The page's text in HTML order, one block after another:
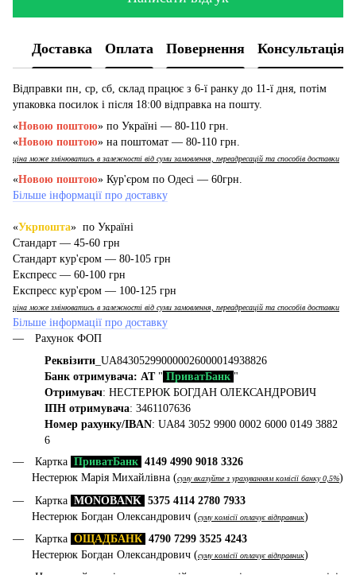
Доставка Оплата Повернення Консультація
Відправки пн, ср, сб, склад працює з 6-ї ранку до 11-ї дня, потім
упаковка посилок і після 18:00 відправка на пошту.
«Новою поштою» по Україні — 80-110 грн.
«Новою поштою» на поштомат — 80-110 грн.
ціна може змінюватись в залежності від суми замовлення, переадресацій та способів доставки
«Новою поштою» Кур'єром по Одесі — 60грн.
Більше інформації про доставку
«Укрпошта» по Україні
Стандарт — 45-60 грн
Стандарт кур'єром — 80-105 грн
Експресс — 60-100 грн
Експресс кур'єром — 100-125 грн
ціна може змінюватись в залежності від суми замовлення, переадресацій та способів доставки
Більше інформації про доставку
Рахунок ФОП
Реквізити _UA843052990000026000014938826
Банк отримувача: АТ" ПриватБанк "
Отримувач: НЕСТЕРЮК БОГДАН ОЛЕКСАНДРОВИЧ
ІПН отримувача: 3461107636
Номер рахунку/IBAN: UA84 3052 9900 0002 6000 0149 3882
6
Картка ПриватБанк 4149 4990 9018 3326
Нестерюк Марія Михайлівна (суму вказуйте з урахуванням комісії банку 0,5%)
Картка MONOBANK 5375 4114 2780 7933
Нестерюк Богдан Олександрович (суму комісії оплачує відправник)
Картка ОЩАДБАНК 4790 7299 3525 4243
Нестерюк Богдан Олександрович (суму комісії оплачує відправник)